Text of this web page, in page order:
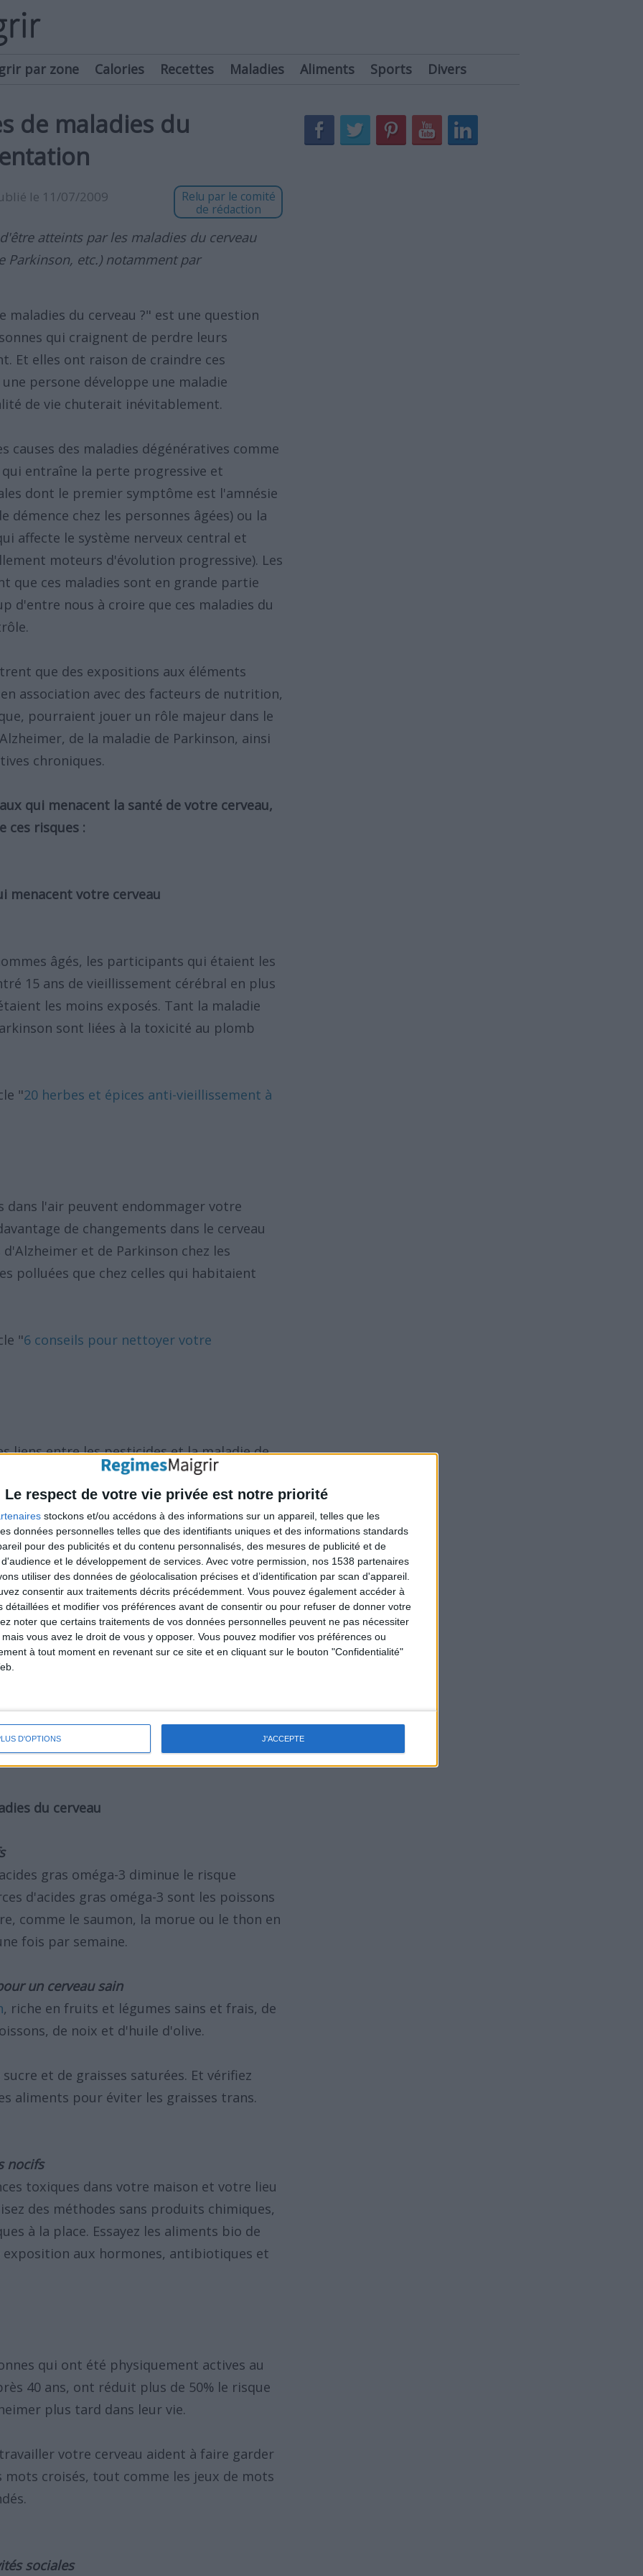
Le respect de votre vie privée est notre priorité
stockons et/ou accédons à des informations sur un appareil, telles que les
données personnelles telles que des identifiants uniques et des informations standards
pour des publicités et du contenu personnalisés, des mesures de publicité et de
et le développement de services. Avec votre permission, nos 1538 partenaires
utiliser des données de géolocalisation précises et d’identification par scan d'appareil.
consentir aux traitements décrits précédemment. Vous pouvez également accéder à
détaillées et modifier vos préférences avant de consentir ou pour refuser de donner votre
noter que certains traitements de vos données personnelles peuvent ne pas nécessiter
vous avez le droit de vous y opposer. Vous pouvez modifier vos préférences ou
à tout moment en revenant sur ce site et en cliquant sur le bouton "Confidentialité"
D'OPTIONS J'ACCEPTE
par zone Calories Recettes Maladies Aliments Sports Divers
de maladies du
le 11/07/2009
Relu par le comité
de rédaction
atteints par les maladies du cerveau
Parkinson, etc.) notamment par
maladies du cerveau ?" est une question
qui craignent de perdre leurs
Et elles ont raison de craindre ces
persone développe une maladie
de vie chuterait inévitablement.
causes des maladies dégénératives comme
entraîne la perte progressive et
dont le premier symptôme est l'amnésie
démence chez les personnes âgées) ou la
affecte le système nerveux central et
moteurs d'évolution progressive). Les
que ces maladies sont en grande partie
d'entre nous à croire que ces maladies du
que des expositions aux éléments
association avec des facteurs de nutrition,
pourraient jouer un rôle majeur dans le
de la maladie de Parkinson, ainsi
chroniques.
qui menacent la santé de votre cerveau,
ces risques :
menacent votre cerveau
âgés, les participants qui étaient les
15 ans de vieillissement cérébral en plus
les moins exposés. Tant la maladie
sont liées à la toxicité au plomb
"20 herbes et épices anti-vieillissement à
dans l'air peuvent endommager votre
de changements dans le cerveau
et de Parkinson chez les
polluées que chez celles qui habitaient
"6 conseils pour nettoyer votre
liens entre les pesticides et la maladie de
le travail à des pesticides fait plus que
selon une étude française.
un affaiblissement de la mémoire et
est exposée à différents types de
"Style de vie plus sain, 10 astuces pour
saturées triple le risque de démence.
du cerveau
gras oméga-3 diminue le risque
d'acides gras oméga-3 sont les poissons
comme le saumon, la morue ou le thon en
fois par semaine.
un cerveau sain
, riche en fruits et légumes sains et frais, de
de noix et d'huile d'olive.
et de graisses saturées. Et vérifiez
aliments pour éviter les graisses trans.
nocifs
toxiques dans votre maison et votre lieu
des méthodes sans produits chimiques,
à la place. Essayez les aliments bio de
aux hormones, antibiotiques et
qui ont été physiquement actives au
40 ans, ont réduit plus de 50% le risque
plus tard dans leur vie.
votre cerveau aident à faire garder
mots croisés, tout comme les jeux de mots
sociales